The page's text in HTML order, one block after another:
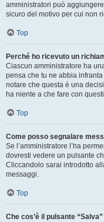
amministratori può
sicuro del motivo per cui non
Top
Perché ho ricevuto un
Ciascun amministratore ha
pensa che tu ne abbia
notare che questa è una
ha niente a che fare con
Top
Come posso segnalare
Se l’amministratore l’ha
dovresti vedere un pulsante
Cliccandolo sarai introdotto
messaggi.
Top
Che cos’è il pulsante